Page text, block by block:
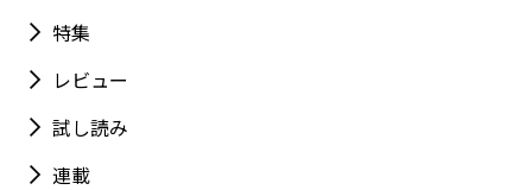
特集
レビュー
試し読み
連載